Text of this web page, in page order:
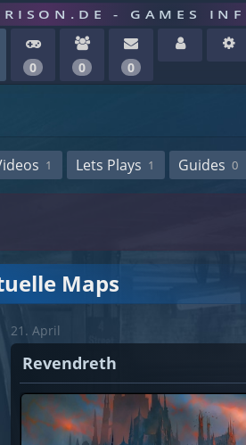
- GAMES
0 0 0
1 Lets Plays 1 Guides 0
Maps
21. April
Revendreth